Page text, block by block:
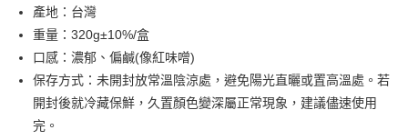
ATM付款
運送方式
每筆NT$225
產地：台灣
重量：320g±10%/盒
口感：濃郁、偏鹹(像紅味噌)
保存方式：未開封放常溫陰涼處，避免陽光直曬或置高溫處。若
開封後就冷藏保鮮，久置顏色變深屬正常現象，建議儘速使用
完。